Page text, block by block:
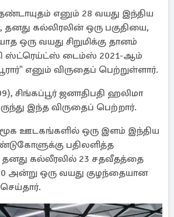
எனும் 28 வயது இந்திய
தனது கல்லிரலின் ஒரு பகுதியை,
ஒரு வயது சிறுமிக்கு தானம்
ஸ்ட்ரெய்ட்ஸ் டைம்ஸ் 2021-ஆம்
எனும் விருதைப் பெற்றுள்ளார்.
சிங்கப்பூர் ஜனாதிபதி ஹலிமா
இந்த விருதைப் பெற்றார்.
ஊடகங்களில் ஒரு இளம் இந்திய
பதிலளித்த
கல்லீரலில் 23 சதவீதத்தை
அன்று ஒரு வயது குழந்தையான
செய்தார்.